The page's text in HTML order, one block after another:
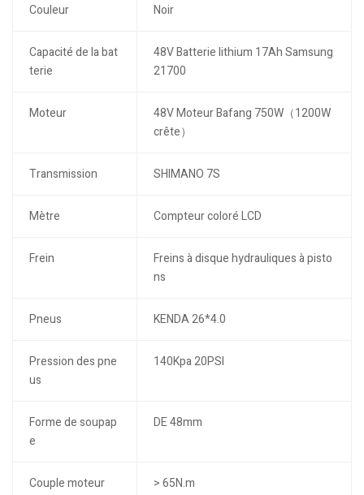
Couleur Noir
Capacité de la bat
terie
48V Batterie lithium 17Ah Samsung
21700
Moteur
48V Moteur Bafang 750W（1200W
crête）
Transmission SHIMANO 7S
Mètre Compteur coloré LCD
Frein
Freins à disque hydrauliques à pisto
ns
Pneus KENDA 26*4.0
Pression des pne
us
140Kpa 20PSI
Forme de soupap
e
DE 48mm
Couple moteur > 65N.m